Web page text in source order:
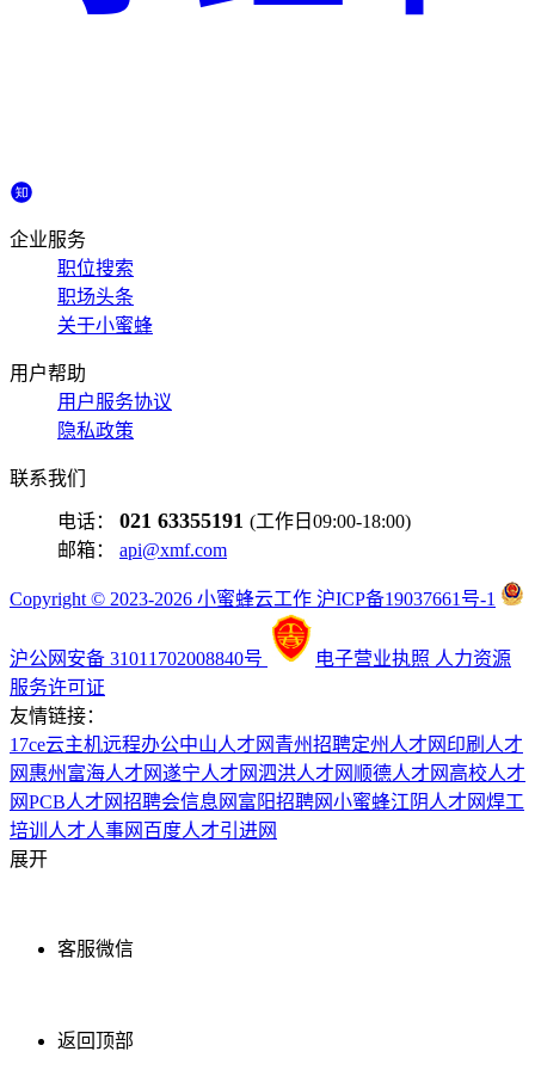
企业服务
职位搜索
职场头条
关于小蜜蜂
用户帮助
用户服务协议
隐私政策
联系我们
电话： 021 63355191 (工作日09:00-18:00)
邮箱： api@xmf.com
Copyright © 2023-2026 小蜜蜂云工作 沪ICP备19037661号-1
沪公网安备 31011702008840号 电子营业执照 人力资源
服务许可证
友情链接：
17ce云主机远程办公中山人才网 青州招聘定州人才网 印刷人才
网 惠州富海人才网遂宁人才网泗洪人才网 顺德人才网 高校人才
网PCB人才网招聘会信息网 富阳招聘网小蜜蜂江阴人才网焊工
培训 人才人事网 百度人才引进网
展开
客服微信
返回顶部